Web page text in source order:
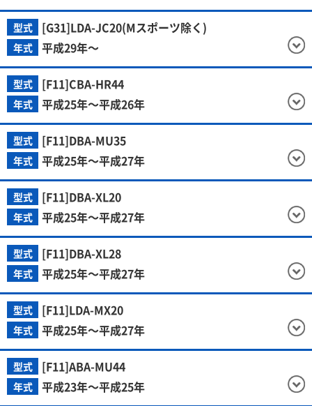
型式 [G31]LDA-JC20(Mスポーツ除く)
年式 平成29年～
型式 [F11]CBA-HR44
年式 平成25年～平成26年
型式 [F11]DBA-MU35
年式 平成25年～平成27年
型式 [F11]DBA-XL20
年式 平成25年～平成27年
型式 [F11]DBA-XL28
年式 平成25年～平成27年
型式 [F11]LDA-MX20
年式 平成25年～平成27年
型式 [F11]ABA-MU44
年式 平成23年～平成25年